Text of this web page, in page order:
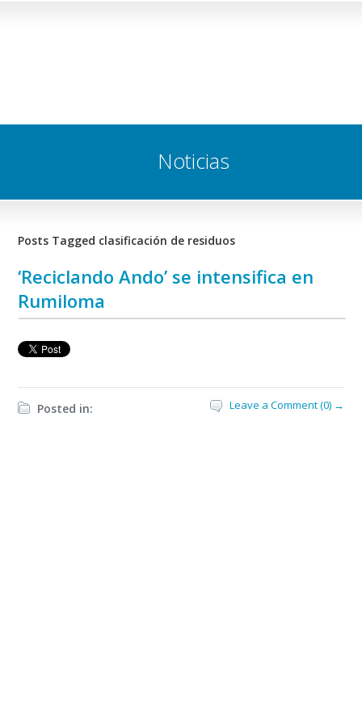
Noticias
Posts Tagged clasificación de residuos
‘Reciclando Ando’ se intensifica en
Rumiloma
Posted in: Leave a Comment (0) →